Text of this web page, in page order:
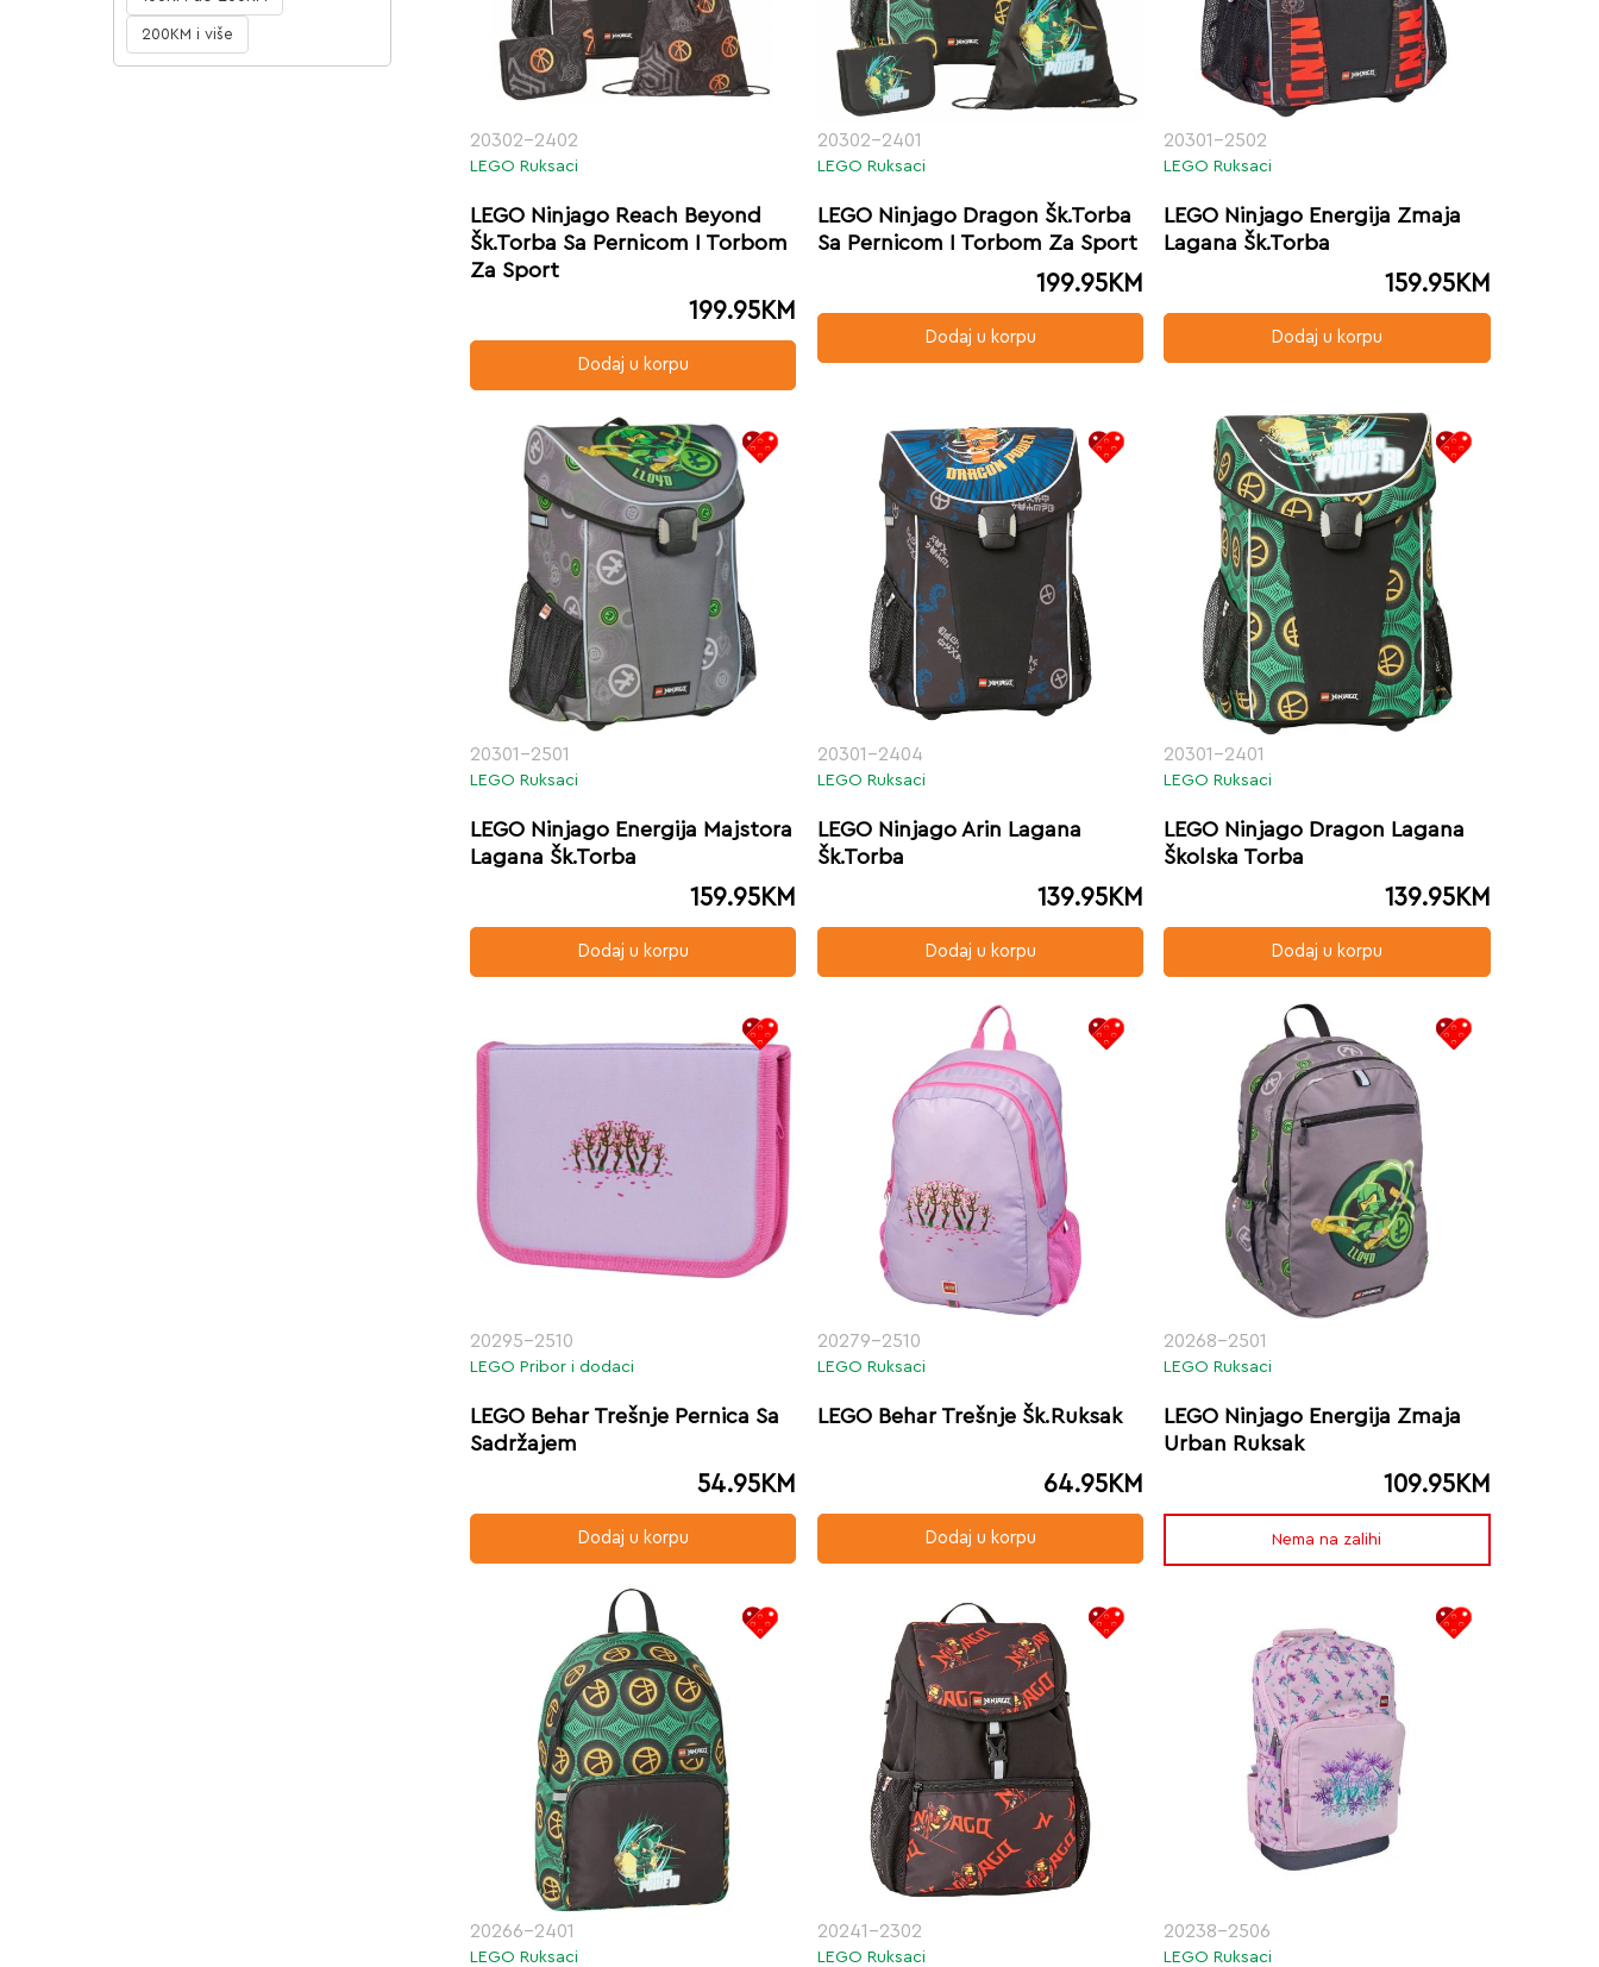
200KM i više
20302-2402
LEGO Ruksaci
LEGO Ninjago Reach Beyond
Šk.Torba Sa Pernicom I Torbom
Za Sport
199.95KM
Dodaj u korpu
20302-2401
LEGO Ruksaci
LEGO Ninjago Dragon Šk.Torba
Sa Pernicom I Torbom Za Sport
199.95KM
Dodaj u korpu
20301-2502
LEGO Ruksaci
LEGO Ninjago Energija Zmaja
Lagana Šk.Torba
159.95KM
Dodaj u korpu
20301-2501
LEGO Ruksaci
LEGO Ninjago Energija Majstora
Lagana Šk.Torba
159.95KM
Dodaj u korpu
20301-2404
LEGO Ruksaci
LEGO Ninjago Arin Lagana
Šk.Torba
139.95KM
Dodaj u korpu
20301-2401
LEGO Ruksaci
LEGO Ninjago Dragon Lagana
Školska Torba
139.95KM
Dodaj u korpu
20295-2510
LEGO Pribor i dodaci
LEGO Behar Trešnje Pernica Sa
Sadržajem
54.95KM
Dodaj u korpu
20279-2510
LEGO Ruksaci
LEGO Behar Trešnje Šk.Ruksak
64.95KM
Dodaj u korpu
20268-2501
LEGO Ruksaci
LEGO Ninjago Energija Zmaja
Urban Ruksak
109.95KM
Nema na zalihi
20266-2401
LEGO Ruksaci
20241-2302
LEGO Ruksaci
20238-2506
LEGO Ruksaci